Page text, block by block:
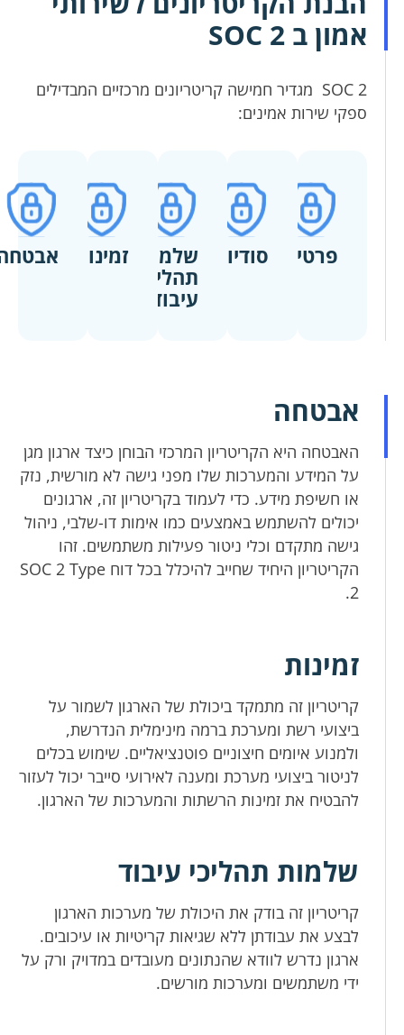
אמון ב SOC 2
SOC 2 מגדיר חמישה קריטריונים מרכזיים המבדילים
ספקי שירות אמינים:
פרטיות סודיות
שלמות
תהליכי
עיבוד
זמינות אבטחה
אבטחה
האבטחה היא הקריטריון המרכזי הבוחן כיצד ארגון מגן
על המידע והמערכות שלו מפני גישה לא מורשית, נזק
או חשיפת מידע. כדי לעמוד בקריטריון זה, ארגונים
יכולים להשתמש באמצעים כמו אימות דו-שלבי, ניהול
גישה מתקדם וכלי ניטור פעילות משתמשים. זהו
הקריטריון היחיד שחייב להיכלל בכל דוח SOC 2 Type
2.
זמינות
קריטריון זה מתמקד ביכולת של הארגון לשמור על
ביצועי רשת ומערכת ברמה מינימלית הנדרשת,
ולמנוע איומים חיצוניים פוטנציאליים. שימוש בכלים
לניטור ביצועי מערכת ומענה לאירועי סייבר יכול לעזור
להבטיח את זמינות הרשתות והמערכות של הארגון.
שלמות תהליכי עיבוד
קריטריון זה בודק את היכולת של מערכות הארגון
לבצע את עבודתן ללא שגיאות קריטיות או עיכובים.
ארגון נדרש לוודא שהנתונים מעובדים במדויק ורק על
ידי משתמשים ומערכות מורשים.